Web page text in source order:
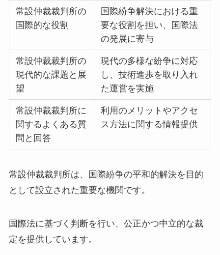
常設仲裁裁判所の
国際的な役割
国際紛争解決における重
要な役割を担い、国際法
の発展に寄与
常設仲裁裁判所の
現代的な課題と展
望
現代の多様な紛争に対応
し、技術進歩を取り入れ
た運営を実施
常設仲裁裁判所に
関するよくある質
問と回答
利用のメリットやアクセ
ス方法に関する情報提供
常設仲裁裁判所は、国際紛争の平和的解決を目的
として設立された重要な機関です。
国際法に基づく判断を行い、公正かつ中立的な裁
定を提供しています。